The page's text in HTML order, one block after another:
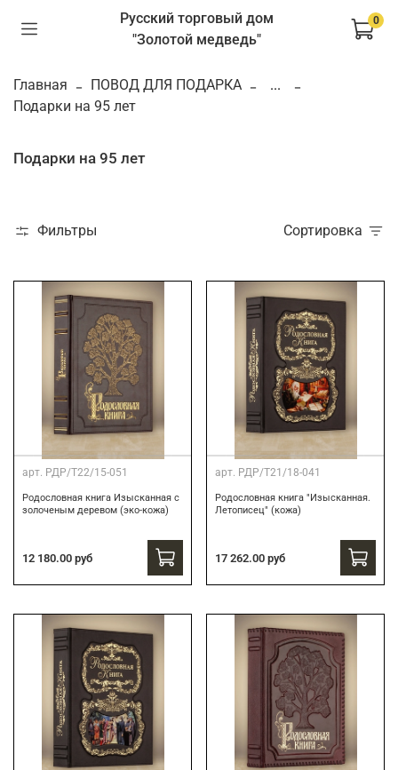
Русский торговый дом
"Золотой медведь"
0
Главная ПОВОД ДЛЯ ПОДАРКА
...
Подарки на 95 лет
Подарки на 95 лет
Фильтры Сортировка
арт. РДР/Т22/15-051
Родословная книга Изысканная с
золоченым деревом (эко-кожа)
12 180.00 руб
арт. РДР/Т21/18-041
Родословная книга "Изысканная.
Летописец" (кожа)
17 262.00 руб